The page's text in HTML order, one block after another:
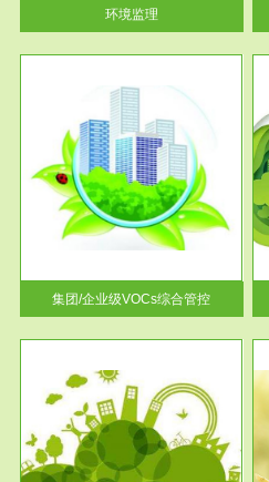
环境监理
集团/企业级VOCs综合管控
服务范围
政府/园区级VOCs综合管控服务
根据《石化行业挥发性有机物综
合整治方案》文件要求，到2017
年，全...
服务范围
土壤修复